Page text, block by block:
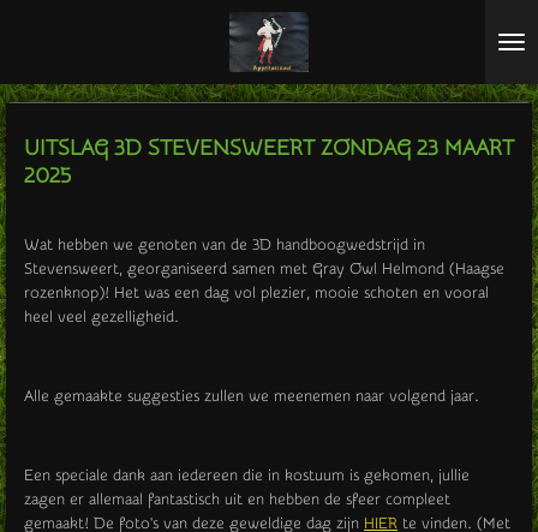
de
UITSLAG 3D STEVENSWEERT ZONDAG 23 MAART
2025
Wat hebben we genoten van de 3D handboogwedstrijd in
Stevensweert, georganiseerd samen met Gray Owl Helmond (Haagse
rozenknop)! Het was een dag vol plezier, mooie schoten en vooral
heel veel gezelligheid.
Alle gemaakte suggesties zullen we meenemen naar volgend jaar.
Een speciale dank aan iedereen die in kostuum is gekomen, jullie
zagen er allemaal fantastisch uit en hebben de sfeer compleet
gemaakt! De foto's van deze geweldige dag zijn HIER te vinden. (Met